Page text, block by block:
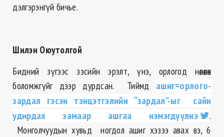
дэлгэрэнгүй бичье.
Шилэн Оюутолгой
Бидний зүгээс зэсийн эрэлт, үнэ, орлогод нөлөөлөх
боломжгүйг дээр дурдсан. Тиймд ашиг=орлого-
зардал гэсэн тэнцэтгэлийн “зардал”-ыг сайн
удирдах замаар ашгаа нэмэгдүүлнэ
.
Монголчуудын хувьд ногдол ашиг хэзээ авах вэ, 6